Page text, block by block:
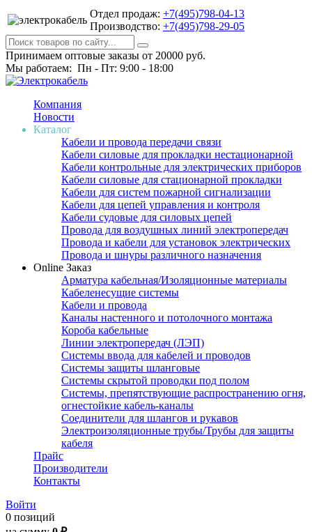
Отдел продаж: +7(495)798-04-13
Производство: +7(495)798-29-05
Принимаем оптовые заказы от 20000 руб.
Мы работаем: Пн - Пт: 9:00 - 18:00
Компания
Новости
Каталог
Кабели и провода передачи связи
Кабели силовые для прокладки нестационарной
Кабели контрольные для электрических приборов
Кабели силовые для стационарной прокладки
Кабели для систем пожарной сигнализации
Кабели для цепей управления и контроля
Кабели судовые для силовых цепей
Провода для воздушных линий электропередач
Провода и кабели для установок электрических
Провода и шнуры различного назначения
Online Заказ
Арматура кабельная/Изоляционные материалы
Кабеленесущие системы
Кабели и провода
Каналы настенного и потолочного монтажа
Короба кабельные
Линии электропередач (ЛЭП)
Системы ввода для кабелей и проводов
Системы защиты шланговые
Системы скрытой проводки под полом
Системы, препятствующие распространению огня,
огнестойкие кабель-каналы
Соединители для шлангов и рукавов
Электроизоляционные трубы/Трубы для защиты
кабеля
Прайс
Производители
Контакты
Войти
0 позиций